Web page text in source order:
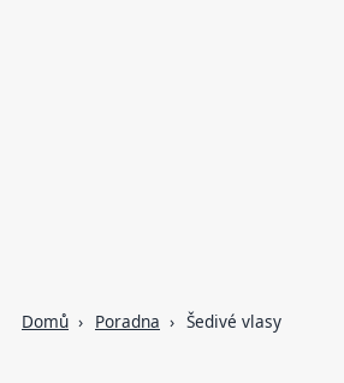
Domů Poradna Šedivé vlasy